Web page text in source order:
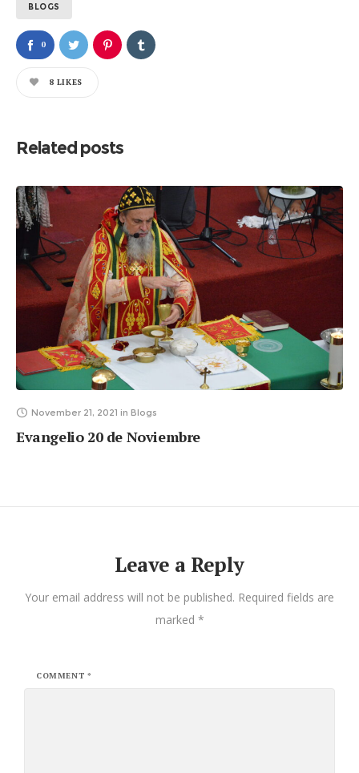
BLOGS
0
8 LIKES
Related posts
November 21, 2021 in Blogs
Evangelio 20 de Noviembre
Leave a Reply
Your email address will not be published. Required fields are
marked *
COMMENT *